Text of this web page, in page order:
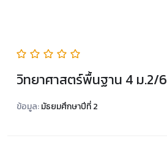
วิทยาศาสตร์พื้นฐาน 4 ม.2/6
ข้อมูล:มัธยมศึกษาปีที่ 2